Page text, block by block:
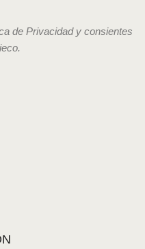
de Privacidad y consientes